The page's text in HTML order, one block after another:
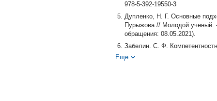
978-5-392-19550-3
Дупленко, Н. Г. Основные
Пурыжова // Молодой ученый.
обращения: 08.05.2021).
Забелин, С. Ф.
образования / С. Ф. Забелин,
Еще